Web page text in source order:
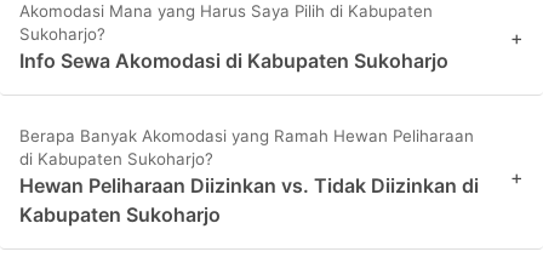
Akomodasi Mana yang Harus Saya Pilih di Kabupaten
Sukoharjo?
Info Sewa Akomodasi di Kabupaten Sukoharjo
+
Berapa Banyak Akomodasi yang Ramah Hewan Peliharaan
di Kabupaten Sukoharjo?
Hewan Peliharaan Diizinkan vs. Tidak Diizinkan di
Kabupaten Sukoharjo
+